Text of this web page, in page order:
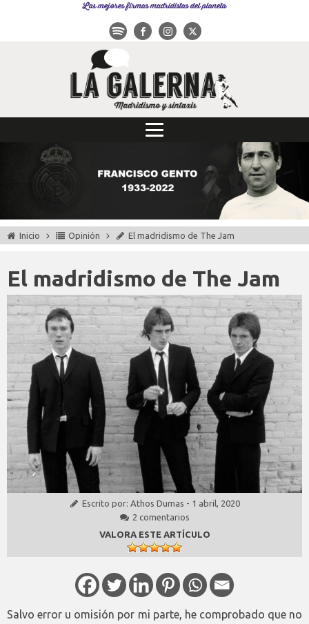
Las mejores firmas madridistas del planeta
Inicio Opinión El madridismo de The Jam
El madridismo de The Jam
Escrito por: Athos Dumas - 1 abril, 2020
2 comentarios
VALORA ESTE ARTÍCULO
Salvo error u omisión por mi parte, he comprobado que no